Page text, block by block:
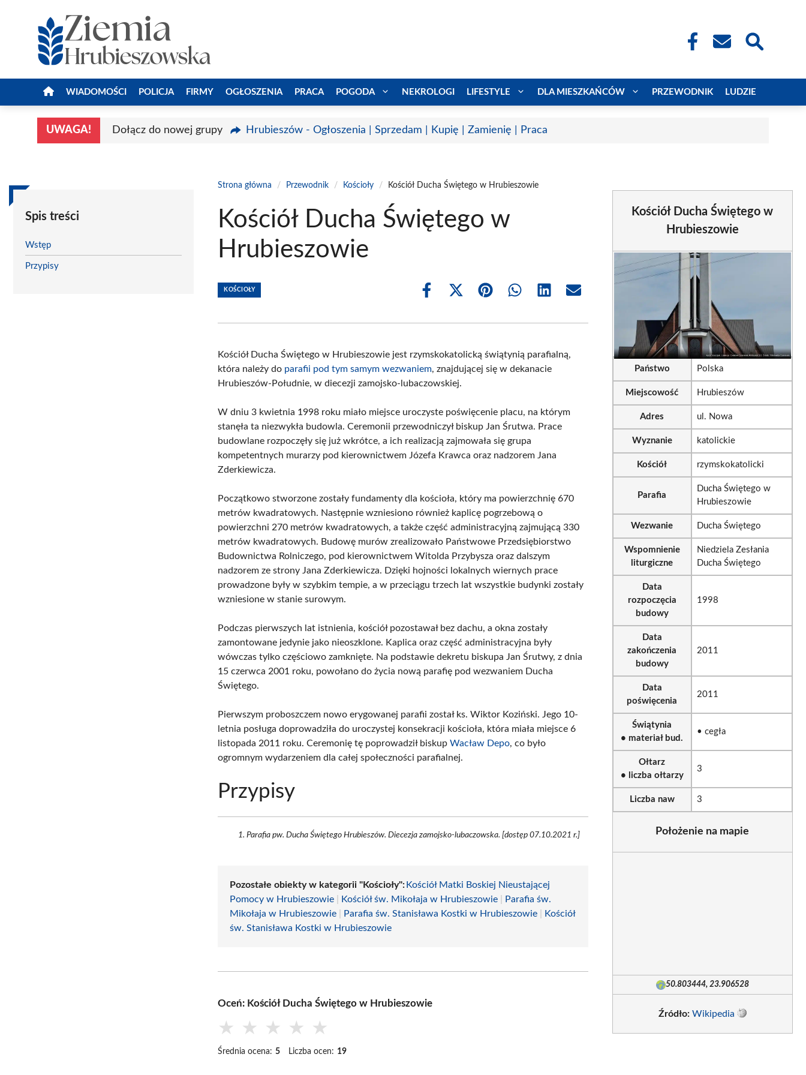
WIADOMOŚCI POLICJA FIRMY OGŁOSZENIA PRACA POGODA NEKROLOGI LIFESTYLE DLA MIESZKAŃCÓW PRZEWODNIK LUDZIE
UWAGA! Dołącz do nowej grupy Hrubieszów - Ogłoszenia | Sprzedam | Kupię | Zamienię | Praca
Spis treści
Wstęp
Przypisy
Strona główna / Przewodnik / Kościoły / Kościół Ducha Świętego w Hrubieszowie
Kościół Ducha Świętego w
Hrubieszowie
KOŚCIOŁY
Share
Share
(Twitter)
Share Share Share Share
Kościół Ducha Świętego w Hrubieszowie jest rzymskokatolicką świątynią parafialną,
która należy do parafii pod tym samym wezwaniem, znajdującej się w dekanacie
Hrubieszów-Południe, w diecezji zamojsko-lubaczowskiej.
W dniu 3 kwietnia 1998 roku miało miejsce uroczyste poświęcenie placu, na którym
stanęła ta niezwykła budowla. Ceremonii przewodniczył biskup Jan Śrutwa. Prace
budowlane rozpoczęły się już wkrótce, a ich realizacją zajmowała się grupa
kompetentnych murarzy pod kierownictwem Józefa Krawca oraz nadzorem Jana
Zderkiewicza.
Początkowo stworzone zostały fundamenty dla kościoła, który ma powierzchnię 670
metrów kwadratowych. Następnie wzniesiono również kaplicę pogrzebową o
powierzchni 270 metrów kwadratowych, a także część administracyjną zajmującą 330
metrów kwadratowych. Budowę murów zrealizowało Państwowe Przedsiębiorstwo
Budownictwa Rolniczego, pod kierownictwem Witolda Przybysza oraz dalszym
nadzorem ze strony Jana Zderkiewicza. Dzięki hojności lokalnych wiernych prace
prowadzone były w szybkim tempie, a w przeciągu trzech lat wszystkie budynki zostały
wzniesione w stanie surowym.
Podczas pierwszych lat istnienia, kościół pozostawał bez dachu, a okna zostały
zamontowane jedynie jako nieoszklone. Kaplica oraz część administracyjna były
wówczas tylko częściowo zamknięte. Na podstawie dekretu biskupa Jan Śrutwy, z dnia
15 czerwca 2001 roku, powołano do życia nową parafię pod wezwaniem Ducha
Świętego.
Pierwszym proboszczem nowo erygowanej parafii został ks. Wiktor Koziński. Jego 10-
letnia posługa doprowadziła do uroczystej konsekracji kościoła, która miała miejsce 6
listopada 2011 roku. Ceremonię tę poprowadził biskupWacław Depo, co było
ogromnym wydarzeniem dla całej społeczności parafialnej.
Przypisy
Parafia pw. Ducha Świętego Hrubieszów. Diecezja zamojsko-lubaczowska. [dostęp 07.10.2021 r.]
Pozostałe obiekty w kategorii "Kościoły": Kościół Matki Boskiej Nieustającej
Pomocy w Hrubieszowie
Kościół św. Mikołaja w Hrubieszowie
Parafia św.
Mikołaja w Hrubieszowie
Parafia św. Stanisława Kostki w Hrubieszowie
Kościół
św. Stanisława Kostki w Hrubieszowie
Oceń: Kościół Ducha Świętego w Hrubieszowie
★ ★ ★ ★ ★
Średnia ocena: 5 Liczba ocen: 19
Kościół Ducha Świętego w
Hrubieszowie
Państwo Polska
Miejscowość Hrubieszów
Adres ul. Nowa
Wyznanie katolickie
Kościół rzymskokatolicki
Parafia
Ducha Świętego w
Hrubieszowie
Wezwanie Ducha Świętego
Wspomnienie
liturgiczne
Niedziela Zesłania
Ducha Świętego
Data
rozpoczęcia
budowy
1998
Data
zakończenia
budowy
2011
Data
poświęcenia
2011
Świątynia
• materiał bud.
• cegła
Ołtarz
• liczba ołtarzy
3
Liczba naw 3
Położenie na mapie
50.803444, 23.906528
Źródło: Wikipedia